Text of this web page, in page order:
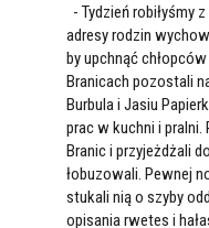
- Tydzień robiłyśmy
adresy rodzin
by upchnąć
Branicach pozostali
Burbula i Jasiu
prac w kuchni i
Branic i przyjeżdżali
łobuzowali. Pewnej
stukali nią o szyby
opisania rwetes i